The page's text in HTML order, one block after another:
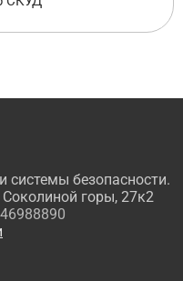
безопасности.
горы, 27к2